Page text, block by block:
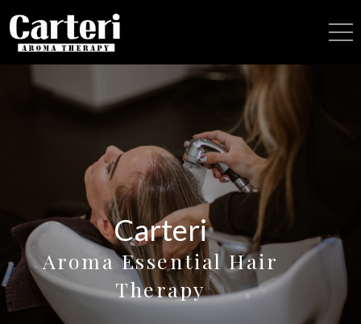
Carteri
Aroma Essential Hair
Therapy